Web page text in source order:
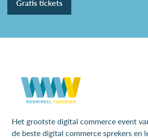
Gratis tickets
Het grootste digital commerce event
de beste digital commerce sprekers en